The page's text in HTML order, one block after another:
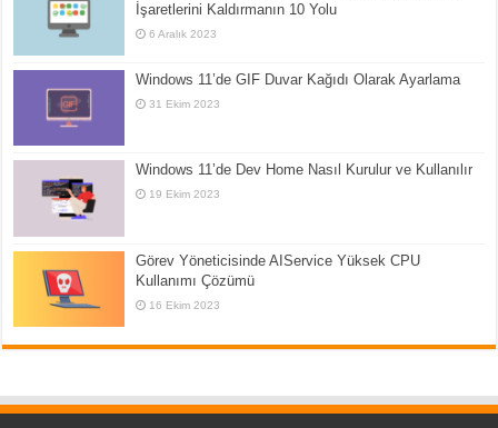
İşaretlerini Kaldırmanın 10 Yolu
6 Aralık 2023
Windows 11’de GIF Duvar Kağıdı Olarak Ayarlama
31 Ekim 2023
Windows 11’de Dev Home Nasıl Kurulur ve Kullanılır
19 Ekim 2023
Görev Yöneticisinde AIService Yüksek CPU
Kullanımı Çözümü
16 Ekim 2023